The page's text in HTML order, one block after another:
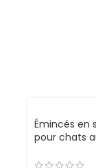
Émincés en
pour chats